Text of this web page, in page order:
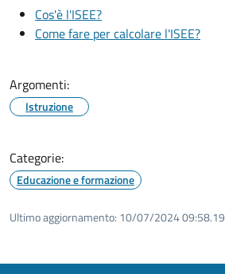
Cos'è l'ISEE?
Come fare per calcolare l'ISEE?
Argomenti:
Istruzione
Categorie:
Educazione e formazione
Ultimo aggiornamento: 10/07/2024 09:58.19